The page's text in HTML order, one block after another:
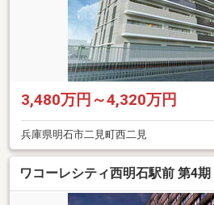
3,480万円～4,320万円
兵庫県明石市二見町西二見
ワコーレシティ西明石駅前 第4期